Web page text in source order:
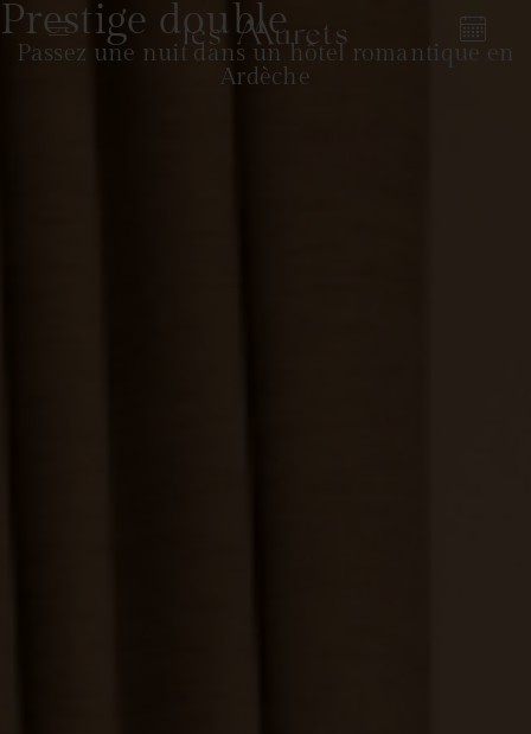
Prestige double
Passez une nuit dans un hôtel romantique en
Ardèche